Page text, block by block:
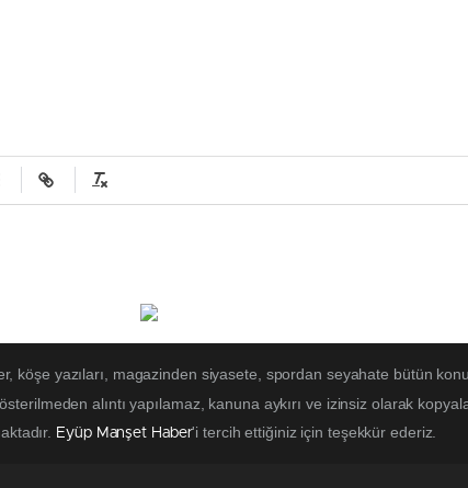
köşe yazıları, magazinden siyasete, spordan seyahate bütün
alıntı yapılamaz, kanuna aykırı ve izinsiz olarak
Eyüp Manşet Haber'i tercih ettiğiniz için teşekkür ederiz.